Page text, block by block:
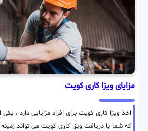
مزایای ویزا کاری کویت
اخذ ویزا کاری کویت برای افراد مزایایی دارد ،
که شما با دریافت ویزا کاری کویت می تواند زمینه